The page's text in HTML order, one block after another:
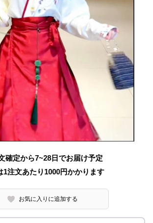
確定から7~28日でお届け予定
1注文あたり 1000円かかります
お気に入りに追加する